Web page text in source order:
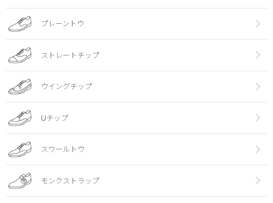
プレーントウ
ストレートチップ
ウイングチップ
Uチップ
スワールトウ
モンクストラップ